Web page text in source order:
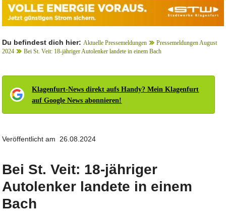
Du befindest dich hier: Aktuelle Pressemeldungen
Pressemeldungen August
2024
Bei St. Veit: 18-jähriger Autolenker landete in einem Bach
Klagenfurt-News direkt aufs Handy? Mein Klagenfurt
auf Google News abonnieren!
Veröffentlicht am 26.08.2024
Bei St. Veit: 18-jähriger
Autolenker landete in einem
Bach